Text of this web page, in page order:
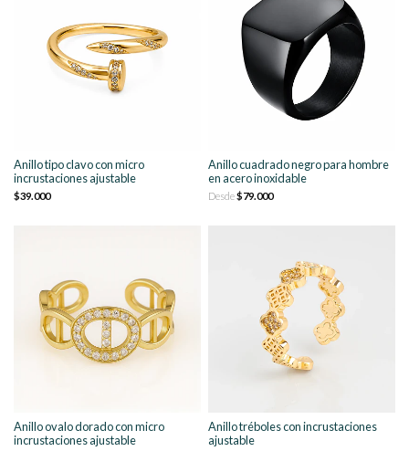
Anillo tipo clavo con micro
incrustaciones ajustable
$39.000
Anillo cuadrado negro para hombre
en acero inoxidable
Desde$79.000
Anillo ovalo dorado con micro
incrustaciones ajustable
Anillo tréboles con incrustaciones
ajustable